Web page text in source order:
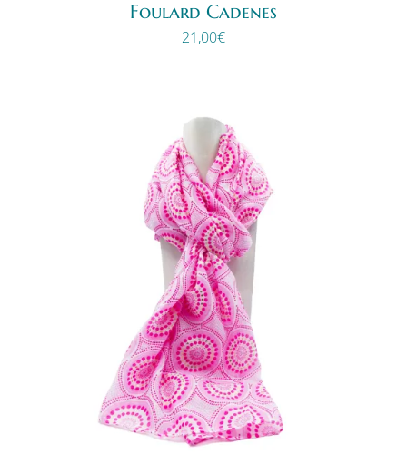
Foulard Cadenes
21,00€